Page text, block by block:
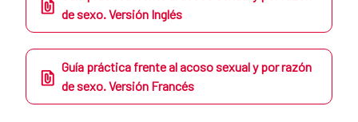
de sexo. Versión Inglés
Guía práctica frente al acoso sexual y por razón
de sexo. Versión Francés